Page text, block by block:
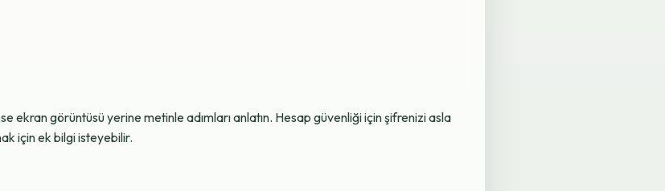
ekran görüntüsü yerine metinle adımları anlatın. Hesap güvenliği için şifrenizi asla
için ek bilgi isteyebilir.